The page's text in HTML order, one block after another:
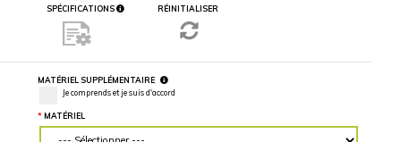
couverture
partielle du
mur, entrez
des mesures
précises.
RETOURNER L'IMAGE
Horizontalement
CATÉGORIE